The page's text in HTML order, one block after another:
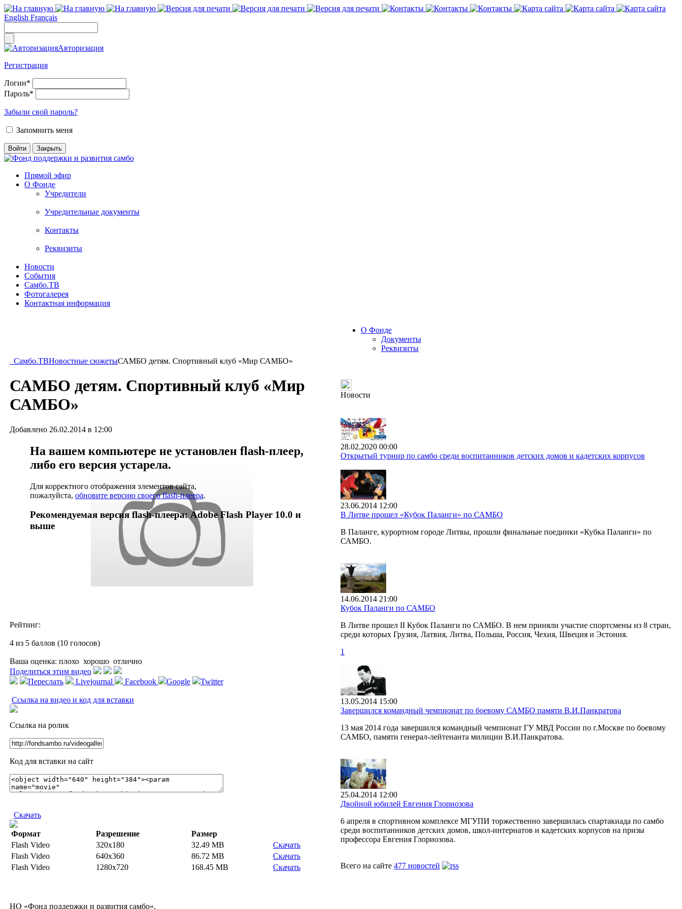
English Français
Авторизация
Регистрация
Логин*
Пароль*
Забыли свой пароль?
Запомнить меня
Прямой эфир
О Фонде
Учредители
Учредительные документы
Контакты
Реквизиты
Новости
События
Самбо.ТВ
Фотогалерея
Контактная информация
Самбо.ТВНовостные сюжетыСАМБО детям. Спортивный клуб «Мир САМБО»
САМБО детям. Спортивный клуб «Мир
САМБО»
Добавлено 26.02.2014 в 12:00
На вашем компьютере не установлен flash-плеер,
либо его версия устарела.
Для корректного отображения элементов сайта,
пожалуйста, обновите версию своего flash-плеера.
Рекомендуемая версия flash-плеера: Adobe Flash Player 10.0 и
выше
Рейтинг:
4 из 5 баллов (10 голосов)
Ваша оценка: плохо хорошо отлично
Поделиться этим видео
Переслать
Livejournal Facebook Google Twitter
Ссылка на видео и код для вставки
Ссылка на ролик
Код для вставки на сайт
Скачать
Формат Разрешение
Размер
Flash Video
320x180 32.49 MB
Скачать
Flash Video
640x360 86.72 MB
Скачать
Flash Video
1280x720 168.45 MB Скачать
О Фонде
Документы
Реквизиты
Новости
28.02.2020 00:00
Открытый турнир по самбо среди воспитанников детских домов и кадетских корпусов
23.06.2014 12:00
В Литве прошел «Кубок Паланги» по САМБО
В Паланге, курортном городе Литвы, прошли финальные поединки «Кубка Паланги» по
САМБО.
14.06.2014 21:00
Кубок Паланги по САМБО
В Литве прошел II Кубок Паланги по САМБО. В нем приняли участие спортсмены из 8 стран,
среди которых Грузия, Латвия, Литва, Польша, Россия, Чехия, Швеция и Эстония.
1
13.05.2014 15:00
Завершился командный чемпионат по боевому САМБО памяти В.И.Панкратова
13 мая 2014 года завершился командный чемпионат ГУ МВД России по г.Москве по боевому
САМБО, памяти генерал-лейтенанта милиции В.И.Панкратова.
25.04.2014 12:00
Двойной юбилей Евгения Глориозова
6 апреля в спортивном комплексе МГУПИ торжественно завершилась спартакиада по самбо
среди воспитанников детских домов, школ-интернатов и кадетских корпусов на призы
профессора Евгения Глориозова.
Всего на сайте 477 новостей
НО «Фонд поддержки и развития самбо».